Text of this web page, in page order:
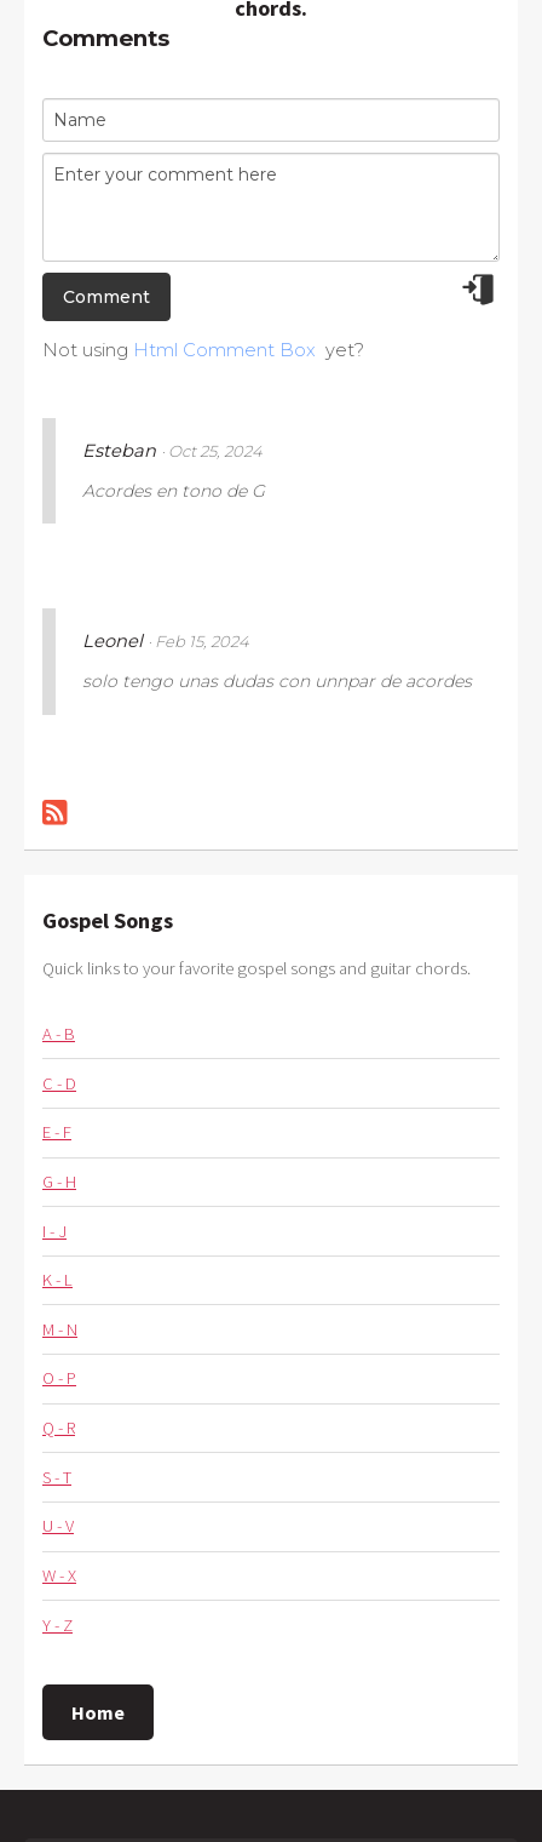
chords.
Comments
Not using Html Comment Box yet?
Esteban · Oct 25, 2024
Acordes en tono de G
Leonel · Feb 15, 2024
solo tengo unas dudas con unnpar de acordes
Gospel Songs
Quick links to your favorite gospel songs and guitar chords.
A - B
C - D
E - F
G - H
I - J
K - L
M - N
O - P
Q - R
S - T
U - V
W - X
Y - Z
Home